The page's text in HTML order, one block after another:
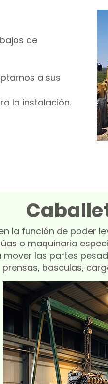
de
a sus
la instalación.
la función de poder
o maquinaria
las partes
prensas, basculas,